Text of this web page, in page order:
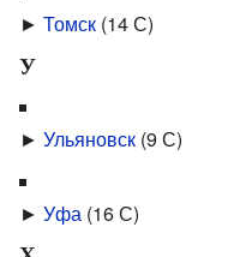
► Томск (14 С)
У
► Ульяновск (9 С)
► Уфа (16 С)